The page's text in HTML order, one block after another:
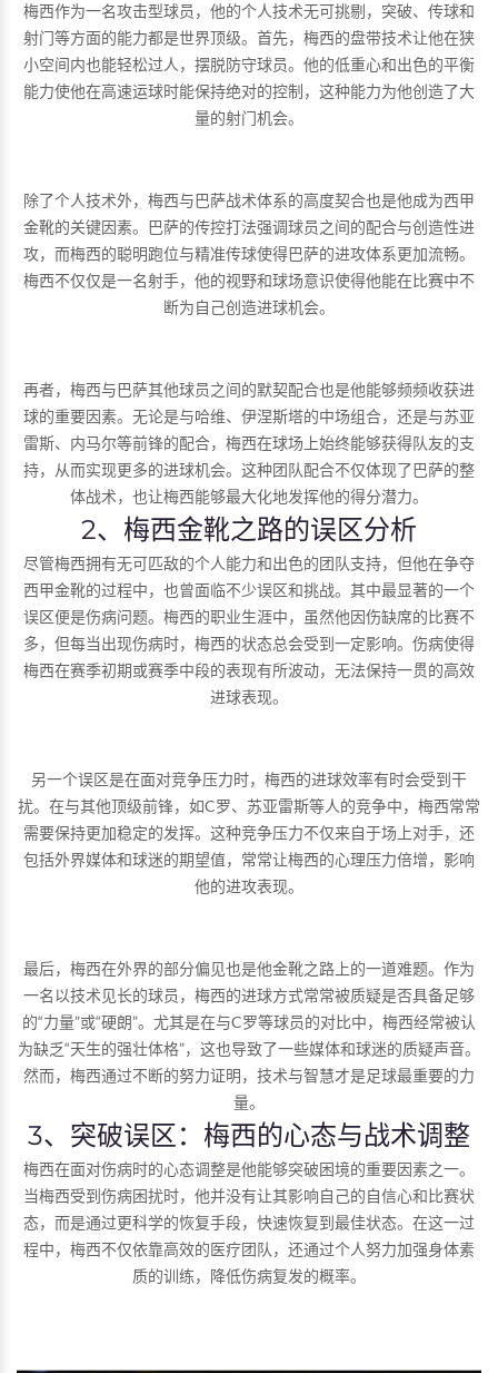
梅西作为一名攻击型球员，他的个人技术无可挑剔，突破、传球和
射门等方面的能力都是世界顶级。首先，梅西的盘带技术让他在狭
小空间内也能轻松过人，摆脱防守球员。他的低重心和出色的平衡
能力使他在高速运球时能保持绝对的控制，这种能力为他创造了大
量的射门机会。
除了个人技术外，梅西与巴萨战术体系的高度契合也是他成为西甲
金靴的关键因素。巴萨的传控打法强调球员之间的配合与创造性进
攻，而梅西的聪明跑位与精准传球使得巴萨的进攻体系更加流畅。
梅西不仅仅是一名射手，他的视野和球场意识使得他能在比赛中不
断为自己创造进球机会。
再者，梅西与巴萨其他球员之间的默契配合也是他能够频频收获进
球的重要因素。无论是与哈维、伊涅斯塔的中场组合，还是与苏亚
雷斯、内马尔等前锋的配合，梅西在球场上始终能够获得队友的支
持，从而实现更多的进球机会。这种团队配合不仅体现了巴萨的整
体战术，也让梅西能够最大化地发挥他的得分潜力。
2、梅西金靴之路的误区分析
尽管梅西拥有无可匹敌的个人能力和出色的团队支持，但他在争夺
西甲金靴的过程中，也曾面临不少误区和挑战。其中最显著的一个
误区便是伤病问题。梅西的职业生涯中，虽然他因伤缺席的比赛不
多，但每当出现伤病时，梅西的状态总会受到一定影响。伤病使得
梅西在赛季初期或赛季中段的表现有所波动，无法保持一贯的高效
进球表现。
另一个误区是在面对竞争压力时，梅西的进球效率有时会受到干
扰。在与其他顶级前锋，如C罗、苏亚雷斯等人的竞争中，梅西常常
需要保持更加稳定的发挥。这种竞争压力不仅来自于场上对手，还
包括外界媒体和球迷的期望值，常常让梅西的心理压力倍增，影响
他的进攻表现。
最后，梅西在外界的部分偏见也是他金靴之路上的一道难题。作为
一名以技术见长的球员，梅西的进球方式常常被质疑是否具备足够
的“力量”或“硬朗”。尤其是在与C罗等球员的对比中，梅西经常被认
为缺乏“天生的强壮体格”，这也导致了一些媒体和球迷的质疑声音。
然而，梅西通过不断的努力证明，技术与智慧才是足球最重要的力
量。
3、突破误区：梅西的心态与战术调整
梅西在面对伤病时的心态调整是他能够突破困境的重要因素之一。
当梅西受到伤病困扰时，他并没有让其影响自己的自信心和比赛状
态，而是通过更科学的恢复手段，快速恢复到最佳状态。在这一过
程中，梅西不仅依靠高效的医疗团队，还通过个人努力加强身体素
质的训练，降低伤病复发的概率。